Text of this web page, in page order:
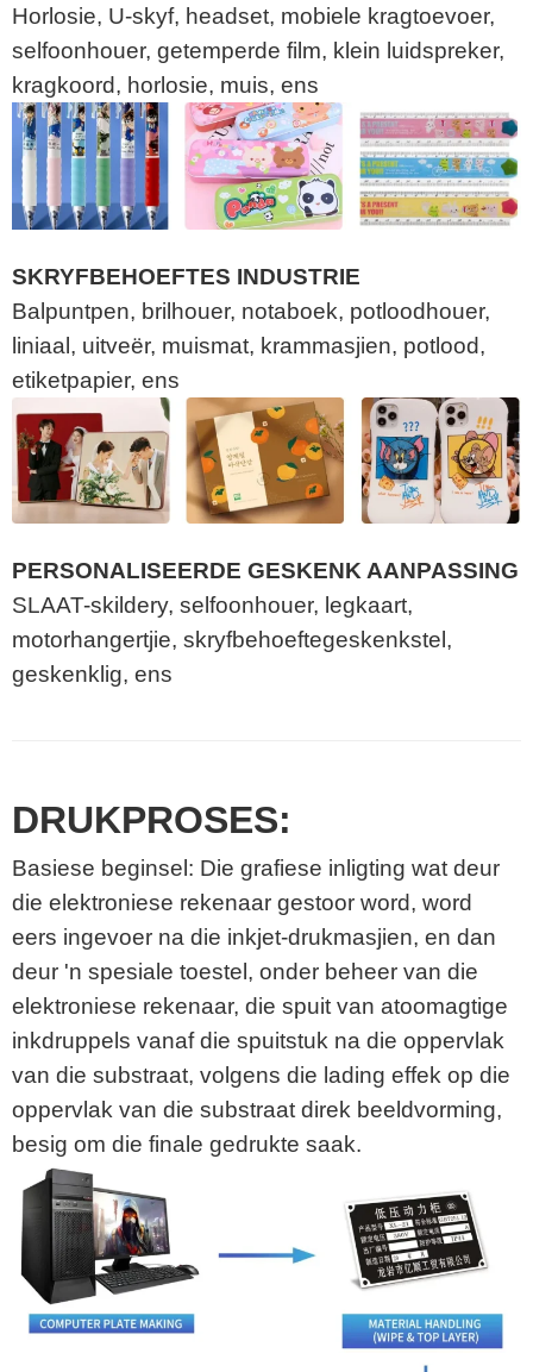
Horlosie, U-skyf, headset, mobiele kragtoevoer,
selfoonhouer, getemperde film, klein luidspreker,
kragkoord, horlosie, muis, ens
SKRYFBEHOEFTES INDUSTRIE
Balpuntpen, brilhouer, notaboek, potloodhouer,
liniaal, uitveër, muismat, krammasjien, potlood,
etiketpapier, ens
PERSONALISEERDE GESKENK AANPASSING
SLAAT-skildery, selfoonhouer, legkaart,
motorhangertjie, skryfbehoeftegeskenkstel,
geskenklig, ens
DRUKPROSES:
Basiese beginsel: Die grafiese inligting wat deur
die elektroniese rekenaar gestoor word, word
eers ingevoer na die inkjet-drukmasjien, en dan
deur 'n spesiale toestel, onder beheer van die
elektroniese rekenaar, die spuit van atoomagtige
inkdruppels vanaf die spuitstuk na die oppervlak
van die substraat, volgens die lading effek op die
oppervlak van die substraat direk beeldvorming,
besig om die finale gedrukte saak.